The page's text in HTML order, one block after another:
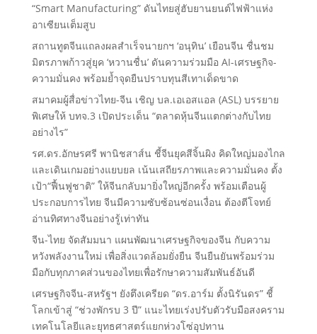
“Smart Manufacturing” ดันไทยสู่ฮับยานยนต์ไฟฟ้าแห่ง
อาเซียนเต็มสูบ
สถานทูตจีนแถลงผลสำเร็จนายกฯ ‘อนุทิน’ เยือนจีน ชื่นชม
มิตรภาพก้าวสู่ยุค ‘หวานชื่น’ ดันความร่วมมือ AI-เศรษฐกิจ-
ความมั่นคง พร้อมย้ำจุดยืนปราบทุนสีเทาเด็ดขาด
สมาคมผู้สื่อข่าวไทย-จีน เชิญ บล.เอเอสแอล (ASL) บรรยาย
พิเศษให้ บทจ.3 เปิดประเด็น “ตลาดหุ้นจีนแตกต่างกับไทย
อย่างไร”
รศ.ดร.อักษรศรี พานิชสาส์น ชี้จีนยุคสีจิ้นผิง คิดใหญ่มองไกล
และเดินเกมอย่างแยบยล เน้นเสถียรภาพและความมั่นคง ตั้ง
เป้า“ฟื้นฟูชาติ” ให้จีนกลับมายิ่งใหญ่อีกครั้ง พร้อมเตือนผู้
ประกอบการไทย จีนมีความซับซ้อนซ่อนเงื่อน ต้องตีโจทย์
อ่านทิศทางจีนอย่างรู้เท่าทัน
จีน-ไทย จัดสัมมนา แผนพัฒนาเศรษฐกิจของจีน กับความ
หวังพลังงานใหม่ เพื่อสิ่งแวดล้อมยั่งยืน จีนยืนยันพร้อมร่วม
มือกับทุกภาคส่วนของไทยเพื่อรักษาความสัมพันธ์อันดี
เศรษฐกิจจีน-สหรัฐฯ ยังตึงเครียด “ดร.อาร์ม ตั้งนิรันดร” ชี้
โลกเข้าสู่ “ช่วงพักรบ 3 ปี” แนะไทยเร่งปรับตัวรับมือสงคราม
เทคโนโลยีและยุทธศาสตร์แยกห่วงโซ่อุปทาน